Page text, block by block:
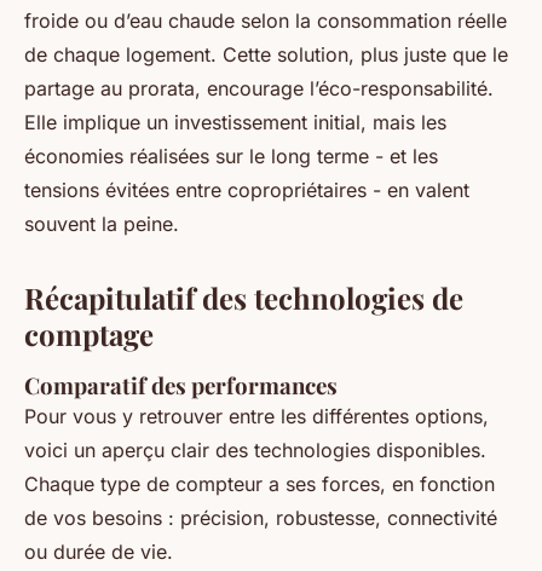
froide ou d’eau chaude selon la consommation réelle
de chaque logement. Cette solution, plus juste que le
partage au prorata, encourage l’éco-responsabilité.
Elle implique un investissement initial, mais les
économies réalisées sur le long terme - et les
tensions évitées entre copropriétaires - en valent
souvent la peine.
Récapitulatif des technologies de
comptage
Comparatif des performances
Pour vous y retrouver entre les différentes options,
voici un aperçu clair des technologies disponibles.
Chaque type de compteur a ses forces, en fonction
de vos besoins : précision, robustesse, connectivité
ou durée de vie.